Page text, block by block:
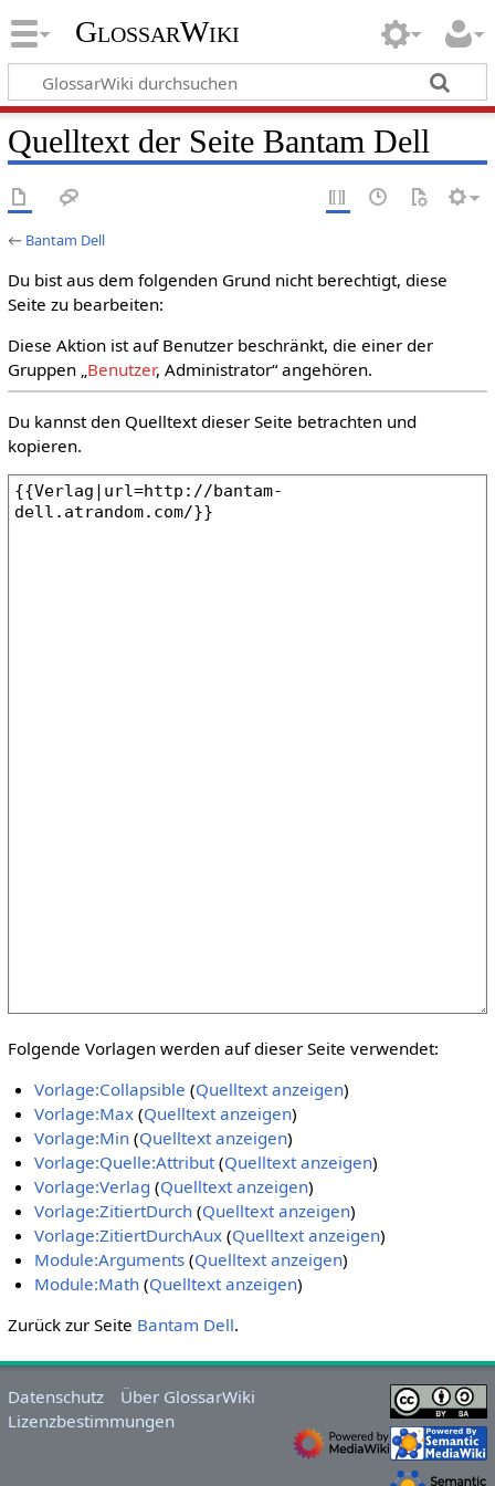
GlossarWiki
Quelltext der Seite Bantam Dell
← Bantam Dell
Du bist aus dem folgenden Grund nicht berechtigt, diese
Seite zu bearbeiten:
Diese Aktion ist auf Benutzer beschränkt, die einer der
Gruppen „Benutzer, Administrator“ angehören.
Du kannst den Quelltext dieser Seite betrachten und
kopieren.
Folgende Vorlagen werden auf dieser Seite verwendet:
Vorlage:Collapsible (Quelltext anzeigen)
Vorlage:Max (Quelltext anzeigen)
Vorlage:Min (Quelltext anzeigen)
Vorlage:Quelle:Attribut(Quelltext anzeigen)
Vorlage:Verlag (Quelltext anzeigen)
Vorlage:ZitiertDurch (Quelltext anzeigen)
Vorlage:ZitiertDurchAux (Quelltext anzeigen)
Module:Arguments (Quelltext anzeigen)
Module:Math (Quelltext anzeigen)
Zurück zur Seite Bantam Dell.
Datenschutz
Über GlossarWiki
Lizenzbestimmungen